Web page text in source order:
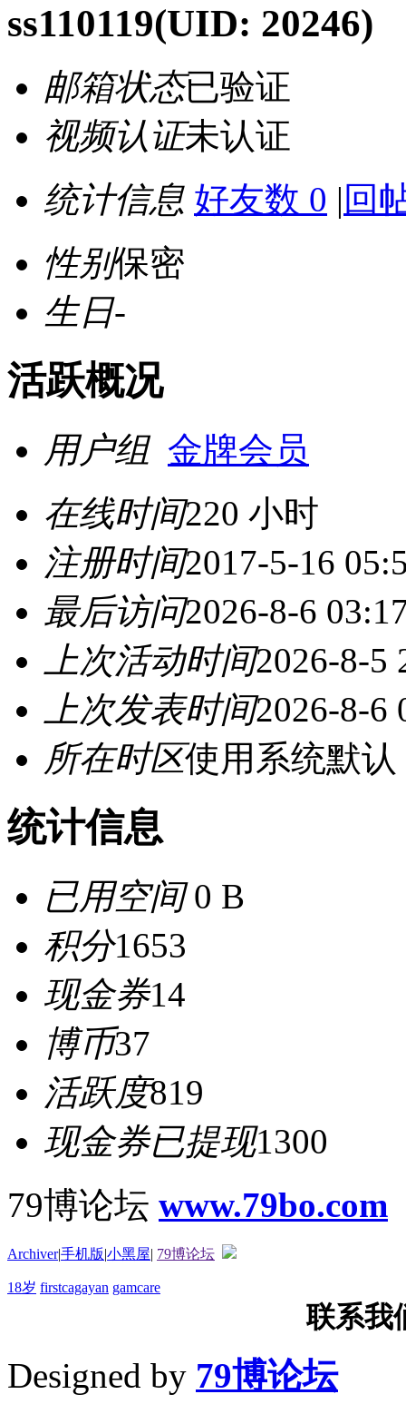
ss110119(UID: 20246)
邮箱状态已验证
视频认证未认证
统计信息 好友数 0 | 回
性别保密
生日-
活跃概况
用户组 金牌会员
在线时间220 小时
注册时间2017-5-16
最后访问2026-8-6
上次活动时间2026-8-5
上次发表时间2026-8-6
所在时区使用系统默认
统计信息
已用空间0 B
积分1653
现金券14
博币37
活跃度819
现金券已提现1300
79博论坛 www.79bo.com
Archiver|手机版|小黑屋| 79博论坛
18岁 firstcagayan gamcare
联系我
Designed by 79博论坛